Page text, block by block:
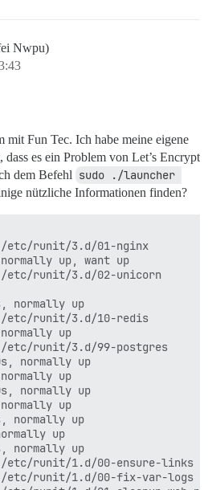
Nwpu)
mit Fun Tec. Ich habe meine eigene
es ein Problem von Let’s Encrypt
dem Befehl sudo ./launcher
nützliche Informationen finden?
etc/runit/3.d/01-nginx
up, want up
etc/runit/3.d/02-unicorn
normally up
etc/runit/3.d/10-redis
up
etc/runit/3.d/99-postgres
normally up
up
normally up
up
normally up
up
normally up
etc/runit/1.d/00-ensure-links
/etc/runit/1.d/00-fix-var-logs